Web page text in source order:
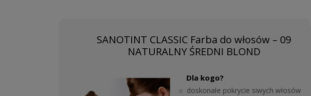
SANOTINT CLASSIC Farba do włosów – 09
NATURALNY ŚREDNI BLOND
Dla kogo?
doskonałe pokrycie siwych włosów